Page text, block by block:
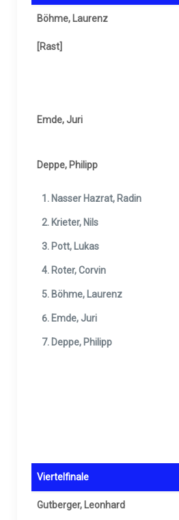
Böhme, Laurenz
[Rast]
Emde, Juri
Deppe, Philipp
Nasser Hazrat, Radin
Krieter, Nils
Pott, Lukas
Roter, Corvin
Böhme, Laurenz
Emde, Juri
Deppe, Philipp
Viertelfinale
Gutberger, Leonhard